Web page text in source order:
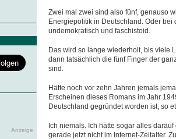
Anzeige
Zwei mal zwei sind also fünf, genauso
Energiepolitik in Deutschland. Oder
undemokratisch und faschistoid.
Das wird so lange wiederholt, bis viele
dann tatsächlich die fünf Finger der
sind.
Hätte noch vor zehn Jahren jemals
Erscheinen dieses Romans im Jahr
Deutschland gegründet worden ist, so
Ich niemals. Ich hätte sogar alles
gerade jetzt nicht im Internet-Zeitalter.